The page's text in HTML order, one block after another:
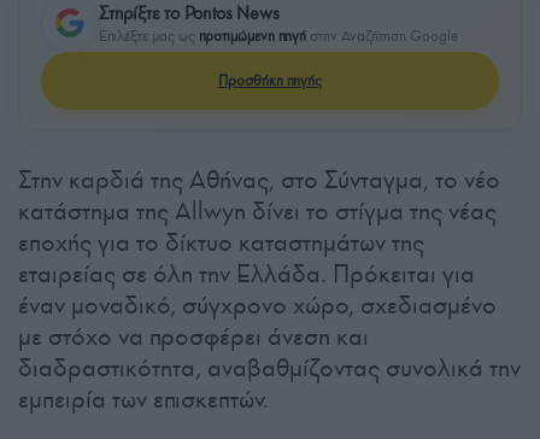
Στηρίξτε το Pontos News
Επιλέξτε μας ως προτιμώμενη πηγή στην Αναζήτηση Google
Προσθήκη πηγής
Στην καρδιά της Αθήνας, στο Σύνταγμα, το νέο
κατάστημα της Allwyn δίνει το στίγμα της νέας
εποχής για το δίκτυο καταστημάτων της
εταιρείας σε όλη την Ελλάδα. Πρόκειται για
έναν μοναδικό, σύγχρονο χώρο, σχεδιασμένο
με στόχο να προσφέρει άνεση και
διαδραστικότητα, αναβαθμίζοντας συνολικά την
εμπειρία των επισκεπτών.